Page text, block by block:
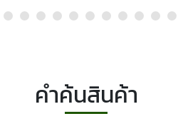
คำค้นสินค้า